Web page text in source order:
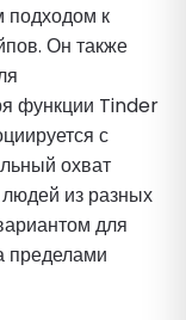
подходом к
Он также
функции Tinder
с
охват
из разных
для
пределами